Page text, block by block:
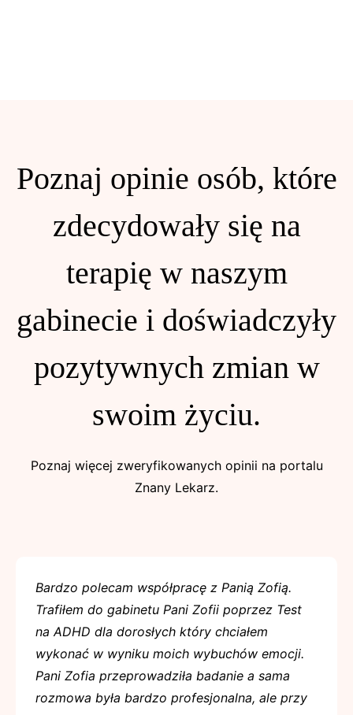
Poznaj opinie osób, które
zdecydowały się na
terapię w naszym
gabinecie i doświadczyły
pozytywnych zmian w
swoim życiu.
Poznaj więcej zweryfikowanych opinii na portalu
Znany Lekarz.
Bardzo polecam współpracę z Panią Zofią.
Trafiłem do gabinetu Pani Zofii poprzez Test
na ADHD dla dorosłych który chciałem
wykonać w wyniku moich wybuchów emocji.
Pani Zofia przeprowadziła badanie a sama
rozmowa była bardzo profesjonalna, ale przy